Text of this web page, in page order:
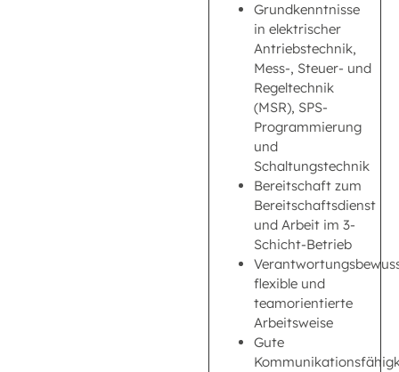
Grundkenntnisse
in elektrischer
Antriebstechnik,
Mess-, Steuer- und
Regeltechnik
(MSR), SPS-
Programmierung
und
Schaltungstechnik
Bereitschaft zum
Bereitschaftsdienst
und Arbeit im 3-
Schicht-Betrieb
flexible und
teamorientierte
Arbeitsweise
Gute